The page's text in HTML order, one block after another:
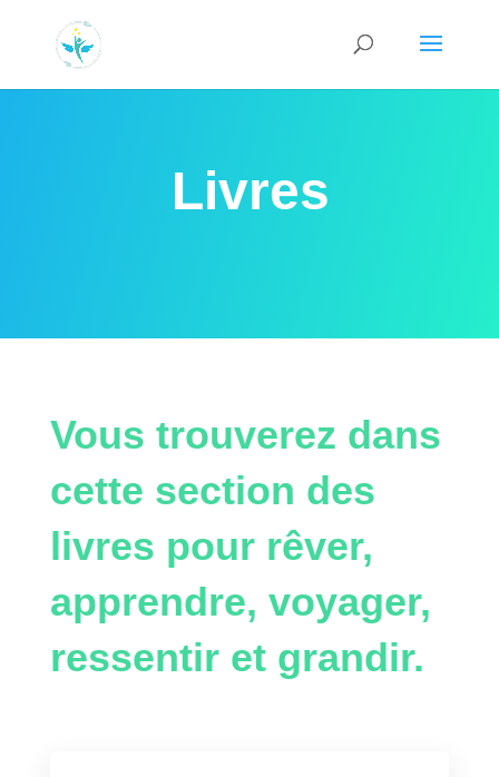
Livres
Vous trouverez dans
cette section des
livres pour rêver,
apprendre, voyager,
ressentir et grandir.